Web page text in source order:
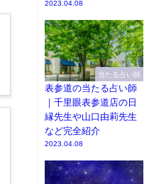
2023.04.08
当たる占い師
表参道の当たる占い師
｜千里眼表参道店の日
縁先生や山口由莉先生
など完全紹介
2023.04.08